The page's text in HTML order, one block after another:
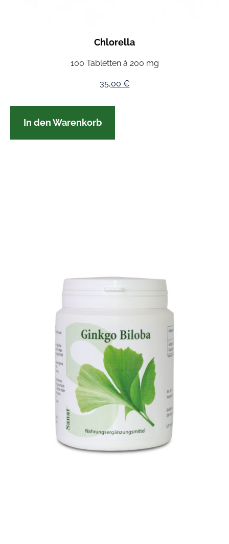
Chlorella
100 Tabletten à 200 mg
35,00 €
In den Warenkorb